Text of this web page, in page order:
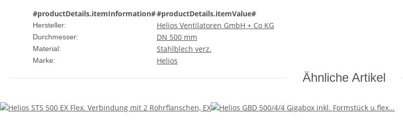
#productDetails.itemInformation##productDetails.itemValue#
Hersteller: Helios Ventilatoren GmbH + Co KG
Durchmesser: DN 500 mm
Material: Stahlblech verz.
Marke: Helios
Ähnliche Artikel